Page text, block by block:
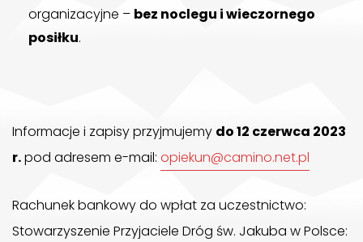
organizacyjne – bez noclegu i wieczornego
posiłku.
Informacje i zapisy przyjmujemy do 12 czerwca 2023
r.pod adresem e-mail: opiekun@camino.net.pl
Rachunek bankowy do wpłat za uczestnictwo:
Stowarzyszenie Przyjaciele Dróg św. Jakuba w Polsce: